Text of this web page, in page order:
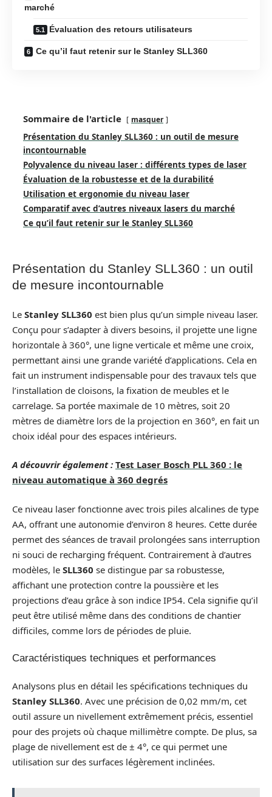
marché
Évaluation des retours utilisateurs
Ce qu’il faut retenir sur le Stanley SLL360
Sommaire de l'article masquer
Présentation du Stanley SLL360 : un outil de mesure
incontournable
Polyvalence du niveau laser : différents types de laser
Évaluation de la robustesse et de la durabilité
Utilisation et ergonomie du niveau laser
Comparatif avec d’autres niveaux lasers du marché
Ce qu’il faut retenir sur le Stanley SLL360
Présentation du Stanley SLL360 : un outil
de mesure incontournable
Le Stanley SLL360 est bien plus qu’un simple niveau laser.
Conçu pour s’adapter à divers besoins, il projette une ligne
horizontale à 360°, une ligne verticale et même une croix,
permettant ainsi une grande variété d’applications. Cela en
fait un instrument indispensable pour des travaux tels que
l’installation de cloisons, la fixation de meubles et le
carrelage. Sa portée maximale de 10 mètres, soit 20
mètres de diamètre lors de la projection en 360°, en fait un
choix idéal pour des espaces intérieurs.
A découvrir également : Test Laser Bosch PLL 360 : le
niveau automatique à 360 degrés
Ce niveau laser fonctionne avec trois piles alcalines de type
AA, offrant une autonomie d’environ 8 heures. Cette durée
permet des séances de travail prolongées sans interruption
ni souci de recharging fréquent. Contrairement à d’autres
modèles, le SLL360 se distingue par sa robustesse,
affichant une protection contre la poussière et les
projections d’eau grâce à son indice IP54. Cela signifie qu’il
peut être utilisé même dans des conditions de chantier
difficiles, comme lors de périodes de pluie.
Caractéristiques techniques et performances
Analysons plus en détail les spécifications techniques du
Stanley SLL360. Avec une précision de 0,02 mm/m, cet
outil assure un nivellement extrêmement précis, essentiel
pour des projets où chaque millimètre compte. De plus, sa
plage de nivellement est de ± 4°, ce qui permet une
utilisation sur des surfaces légèrement inclinées.